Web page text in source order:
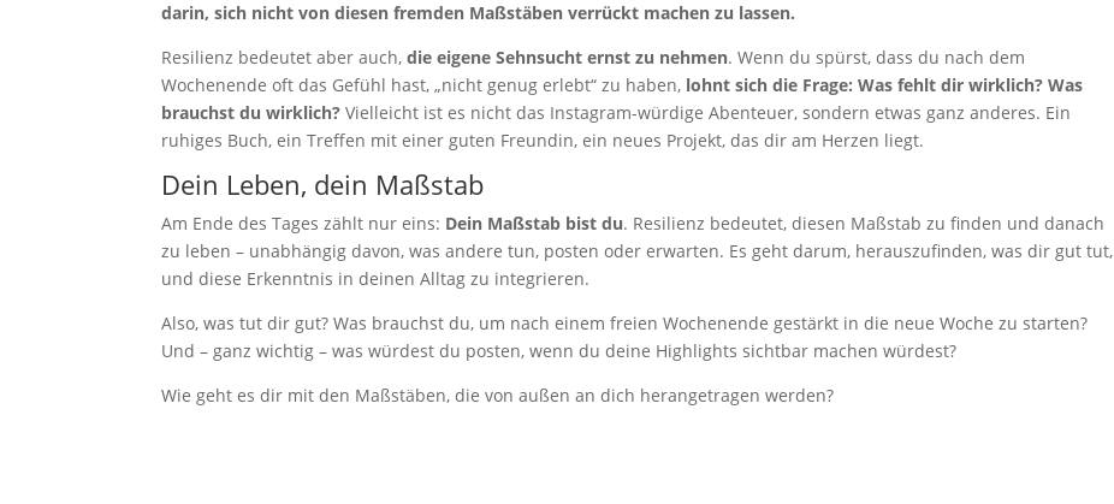
darin, sich nicht von diesen fremden Maßstäben verrückt machen zu lassen.
Resilienz bedeutet aber auch,die eigene Sehnsucht ernst zu nehmen. Wenn du spürst, dass du nach dem
Wochenende oft das Gefühl hast, „nicht genug erlebt“ zu haben, lohnt sich die Frage: Was fehlt dir wirklich? Was
brauchst du wirklich? Vielleicht ist es nicht das Instagram-würdige Abenteuer, sondern etwas ganz anderes. Ein
ruhiges Buch, ein Treffen mit einer guten Freundin, ein neues Projekt, das dir am Herzen liegt.
Dein Leben, dein Maßstab
Am Ende des Tages zählt nur eins: Dein Maßstab bist du. Resilienz bedeutet, diesen Maßstab zu finden und danach
zu leben – unabhängig davon, was andere tun, posten oder erwarten. Es geht darum, herauszufinden, was dir gut tut,
und diese Erkenntnis in deinen Alltag zu integrieren.
Also, was tut dir gut? Was brauchst du, um nach einem freien Wochenende gestärkt in die neue Woche zu starten?
Und – ganz wichtig – was würdest du posten, wenn du deine Highlights sichtbar machen würdest?
Wie geht es dir mit den Maßstäben, die von außen an dich herangetragen werden?